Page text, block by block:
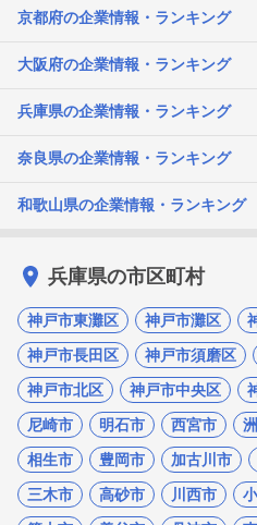
京都府の企業情報・ランキング
大阪府の企業情報・ランキング
兵庫県の企業情報・ランキング
奈良県の企業情報・ランキング
和歌山県の企業情報・ランキング
兵庫県の市区町村
神戸市東灘区 神戸市灘区
神戸市長田区
神戸市須磨区
神戸市北区
神戸市中央区
尼崎市
明石市 西宮市
相生市
豊岡市 加古川市
三木市
高砂市 川西市